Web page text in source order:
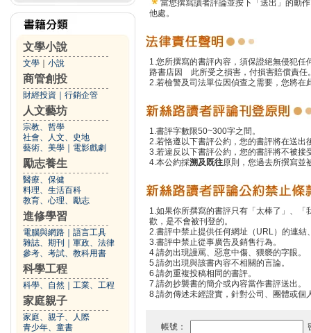
文學小說
文學 小說
商管創投
財經投資 行銷企管
人文藝坊
宗教、哲學
社會、人文、史地
藝術、美學
電影戲劇
勵志養生
醫療、保健
料理、生活百科
教育、心理、勵志
進修學習
電腦與網路
語言工具
雜誌、期刊
軍政、法律
參考、考試、教科用書
科學工程
科學、自然 工業、工程
家庭親子
家庭、親子、人際
青少年、童書
當您撰寫讀者評論並按下「送出」的動
他處。
1.您所撰寫的書評內容，須保證絕無侵犯
路書店因 此所受之損害，付損害賠償責任
2.若檢警及司法單位因偵查之需要，您將
1.書評字數限50~300字之間。
2.若恪遵以下書評公約，您的書評將在送
3.若違反以下書評公約，您的書評將不被接
4.本公約採溯及既往原則，您過去所撰寫並
1.如果你所撰寫的書評只有「太棒了」、
歡，是不會被刊登的。
2.書評中禁止提供任何網址（URL）的連結
3.書評中禁止從事廣告及銷售行為。
4.請勿出現謾罵、惡意中傷、猥褻的字眼。
5.請勿出現與該書內容不相關的言論。
6.請勿重複投稿相同的書評。
7.請勿抄襲書的簡介或內容當作書評送出。
8.請勿傳述未經證實，針對公司、團體或個
帳號：